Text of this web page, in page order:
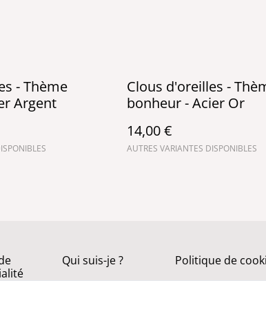
- Thème
Argent
Clous d'oreilles -
bonheur - Acier Or
14,00 €
AUTRES VARIANTES DISPONIBLES
Qui suis-je ? Politique de